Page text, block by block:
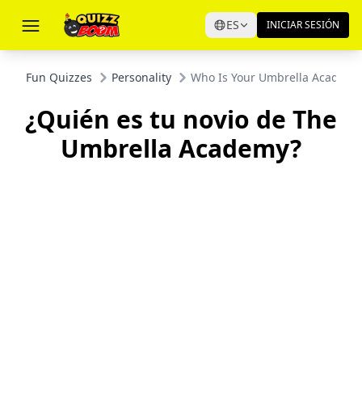
ES INICIAR SESIÓN
Fun Quizzes Personality Who Is Your Umbrella
¿Quién es tu novio de The
Umbrella Academy?